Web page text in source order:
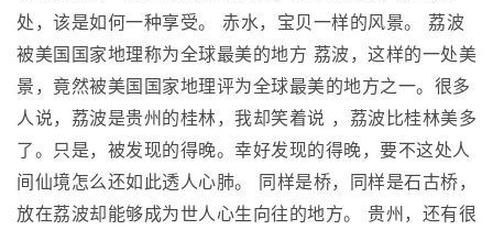
处，该是如何一种享受。 赤水，宝贝一样的风景。 荔波
被美国国家地理称为全球最美的地方 荔波，这样的一处美
景，竟然被美国国家地理评为全球最美的地方之一。很多
人说，荔波是贵州的桂林，我却笑着说 ，荔波比桂林美多
了。只是，被发现的得晚。幸好发现的得晚，要不这处人
间仙境怎么还如此透人心肺。 同样是桥，同样是石古桥，
放在荔波却能够成为世人心生向往的地方。 贵州，还有很